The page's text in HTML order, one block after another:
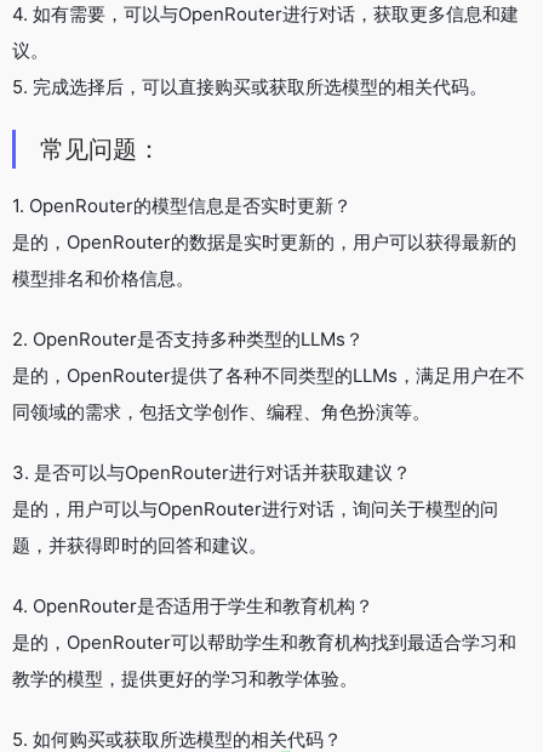
4. 如有需要，可以与OpenRouter进行对话，获取更多信息和建
议。
5. 完成选择后，可以直接购买或获取所选模型的相关代码。
常见问题：
1. OpenRouter的模型信息是否实时更新？
是的，OpenRouter的数据是实时更新的，用户可以获得最新的
模型排名和价格信息。
2. OpenRouter是否支持多种类型的LLMs？
是的，OpenRouter提供了各种不同类型的LLMs，满足用户在不
同领域的需求，包括文学创作、编程、角色扮演等。
3. 是否可以与OpenRouter进行对话并获取建议？
是的，用户可以与OpenRouter进行对话，询问关于模型的问
题，并获得即时的回答和建议。
4. OpenRouter是否适用于学生和教育机构？
是的，OpenRouter可以帮助学生和教育机构找到最适合学习和
教学的模型，提供更好的学习和教学体验。
5. 如何购买或获取所选模型的相关代码？